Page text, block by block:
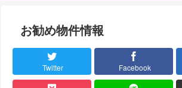
お勧め物件情報
Twitter Facebook